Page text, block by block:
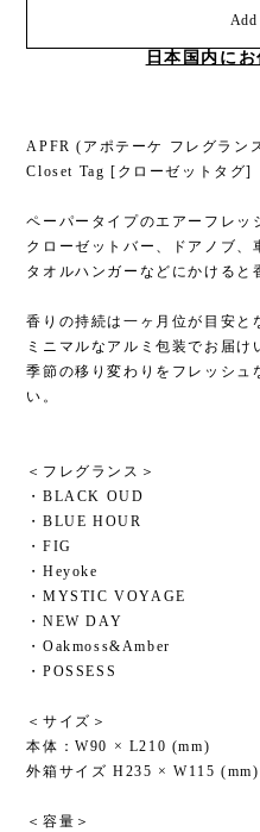
Add
日本国内に
APFR (アポテーケ フレグラン
Closet Tag [クローゼットタグ]
ペーパータイプのエアーフレッ
クローゼットバー、ドアノブ、
タオルハンガーなどにかけると
香りの持続は一ヶ月位が目安と
ミニマルなアルミ包装でお届け
季節の移り変わりをフレッシュ
い。
＜フレグランス＞
・BLACK OUD
・BLUE HOUR
・FIG
・Heyoke
・MYSTIC VOYAGE
・NEW DAY
・Oakmoss&Amber
・POSSESS
＜サイズ＞
本体：W90 × L210 (mm)
外箱サイズ H235 × W115 (mm)
＜容量＞